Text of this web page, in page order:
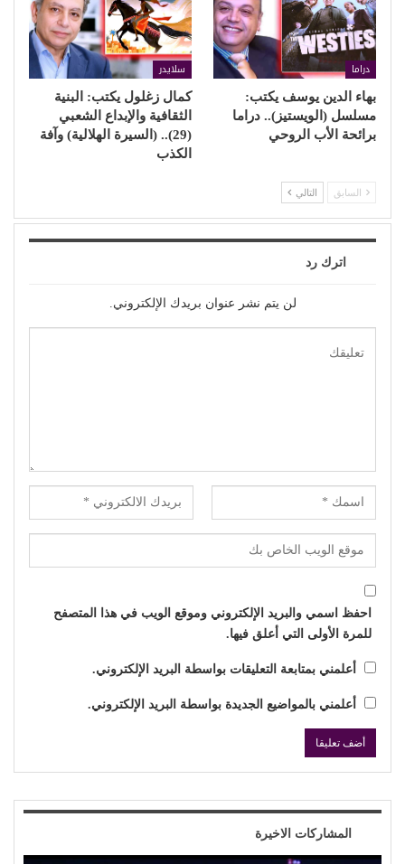
دراما
بهاء الدين يوسف يكتب:
مسلسل (الويستيز).. دراما
برائحة الأب الروحي
سلايدر
كمال زغلول يكتب: البنية
الثقافية والإبداع الشعبي
(29).. (السيرة الهلالية) وآفة
الكذب
السابق التالي
اترك رد
لن يتم نشر عنوان بريدك الإلكتروني.
احفظ اسمي والبريد الإلكتروني وموقع الويب في هذا المتصفح
للمرة الأولى التي أعلق فيها.
أعلمني بمتابعة التعليقات بواسطة البريد الإلكتروني.
أعلمني بالمواضيع الجديدة بواسطة البريد الإلكتروني.
المشاركات الاخيرة